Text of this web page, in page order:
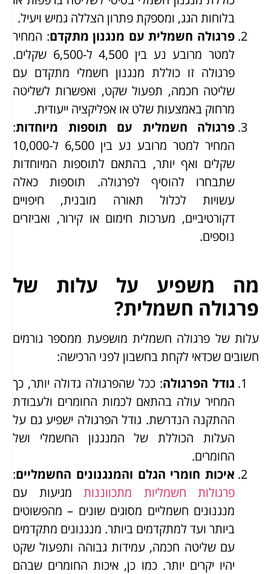
בלוחות הגג, ומספקת פתרון הצללה גמיש ויעיל.
פרגולה חשמלית עם מנגנון מתקדם: המחיר
למטר מרובע נע בין 4,500 ל-6,500 שקלים.
פרגולה זו כוללת מנגנון חשמלי מתקדם עם
שליטה חכמה, תפעול שקט, ואפשרות לשליטה
מרחוק באמצעות שלט או אפליקציה ייעודית.
פרגולה חשמלית עם תוספות מיוחדות:
המחיר למטר מרובע נע בין 6,500 ל-10,000
שקלים ואף יותר, בהתאם לתוספות המיוחדות
שתבחרו להוסיף לפרגולה. תוספות כאלה
עשויות לכלול תאורה מובנית, חיפויים
דקורטיביים, מערכות חימום או קירור, ואביזרים
נוספים.
מה משפיע על עלות של
פרגולה חשמלית?
עלות של פרגולה חשמלית מושפעת ממספר גורמים
חשובים שכדאי לקחת בחשבון לפני הרכישה:
גודל הפרגולה: ככל שהפרגולה גדולה יותר, כך
המחיר עולה בהתאם לכמות החומרים ולעבודת
ההתקנה הנדרשת. גודל הפרגולה ישפיע גם על
העלות הכוללת של המנגנון החשמלי ושל
החומרים.
איכות חומרי הגלם והמנגנונים החשמליים:
פרגולות חשמליות מתכווננות מגיעות עם
מנגנונים חשמליים מסוגים שונים – מהפשוטים
ביותר ועד למתקדמים ביותר. מנגנונים מתקדמים
עם שליטה חכמה, עמידות גבוהה ותפעול שקט
יהיו יקרים יותר. כמו כן, איכות החומרים שבהם